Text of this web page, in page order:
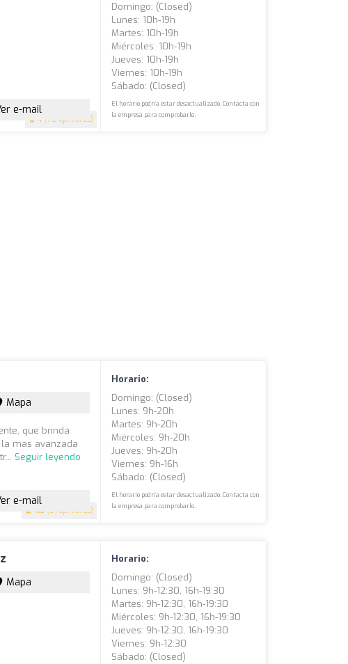
4 (118 opiniones)
e-mail
Domingo: (closed)
Lunes: 10h-19h
Martes: 10h-19h
Miércoles: 10h-19h
Jueves: 10h-19h
Viernes: 10h-19h
Sábado: (closed)
El horario podría estar desactualizado. Contacta con
la empresa para comprobarlo.
4.3 (81 opiniones)
Mapa
que brinda
mas avanzada
Seguir leyendo
e-mail
Horario:
Domingo: (closed)
Lunes: 9h-20h
Martes: 9h-20h
Miércoles: 9h-20h
Jueves: 9h-20h
Viernes: 9h-16h
Sábado: (closed)
El horario podría estar desactualizado. Contacta con
la empresa para comprobarlo.
Mapa
Horario:
Domingo: (closed)
Lunes: 9h-12:30, 16h-19:30
Martes: 9h-12:30, 16h-19:30
Miércoles: 9h-12:30, 16h-19:30
Jueves: 9h-12:30, 16h-19:30
Viernes: 9h-12:30
Sábado: (closed)